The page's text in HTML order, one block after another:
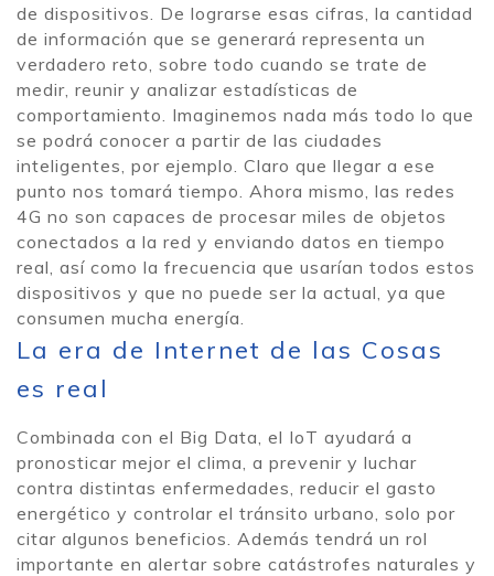
de dispositivos. De lograrse esas cifras, la cantidad
de información que se generará representa un
verdadero reto, sobre todo cuando se trate de
medir, reunir y analizar estadísticas de
comportamiento. Imaginemos nada más todo lo que
se podrá conocer a partir de las ciudades
inteligentes, por ejemplo. Claro que llegar a ese
punto nos tomará tiempo. Ahora mismo, las redes
4G no son capaces de procesar miles de objetos
conectados a la red y enviando datos en tiempo
real, así como la frecuencia que usarían todos estos
dispositivos y que no puede ser la actual, ya que
consumen mucha energía.
La era de Internet de las Cosas
es real
Combinada con el Big Data, el IoT ayudará a
pronosticar mejor el clima, a prevenir y luchar
contra distintas enfermedades, reducir el gasto
energético y controlar el tránsito urbano, solo por
citar algunos beneficios. Además tendrá un rol
importante en alertar sobre catástrofes naturales y